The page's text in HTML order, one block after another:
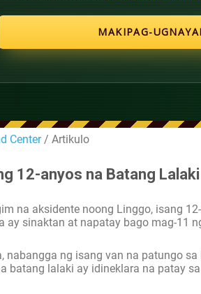
Center/ Artikulo
12-anyos na Batang
na aksidente noong Linggo, isang
ay sinaktan at napatay bago mag-11
nabangga ng isang van na patungo
batang lalaki ay idineklara na patay